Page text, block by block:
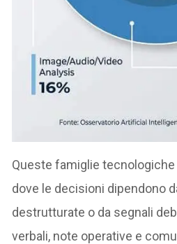
Queste famiglie
dove le decisioni dipendono
destrutturate o da segnali
verbali, note operative e